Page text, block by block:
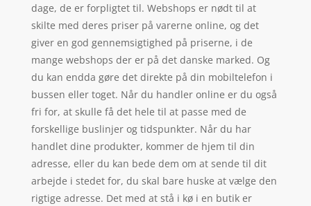
dage, de er forpligtet til. Webshops er nødt til at
skilte med deres priser på varerne online, og det
giver en god gennemsigtighed på priserne, i de
mange webshops der er på det danske marked. Og
du kan endda gøre det direkte på din mobiltelefon i
bussen eller toget. Når du handler online er du også
fri for, at skulle få det hele til at passe med de
forskellige buslinjer og tidspunkter. Når du har
handlet dine produkter, kommer de hjem til din
adresse, eller du kan bede dem om at sende til dit
arbejde i stedet for, du skal bare huske at vælge den
rigtige adresse. Det med at stå i kø i en butik er